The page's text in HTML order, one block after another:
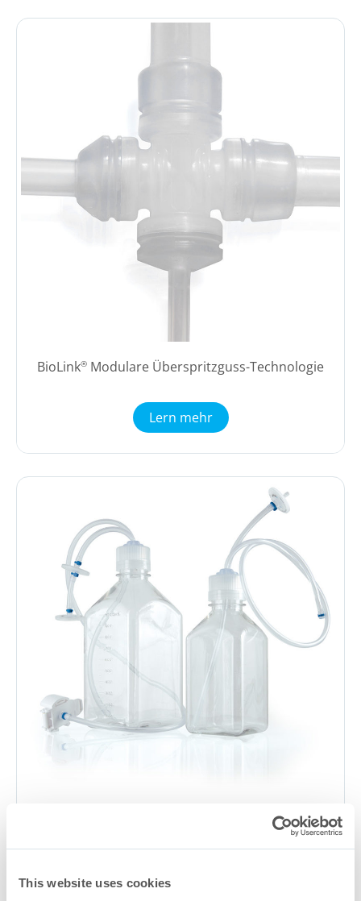
This website uses cookies
BioLink® Modulare Überspritzguss-Technologie
Lern mehr
Überspritzguss-Flaschenverschlussaufbau
Lern mehr